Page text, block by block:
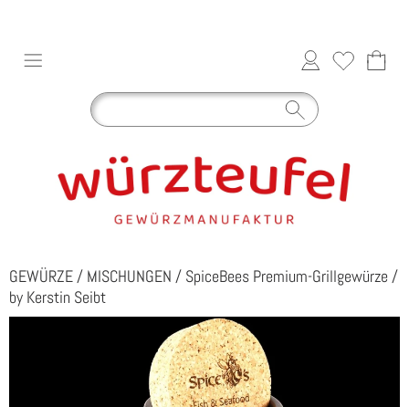
GEWÜRZE / MISCHUNGEN / SpiceBees Premium-Grillgewürze /
by Kerstin Seibt